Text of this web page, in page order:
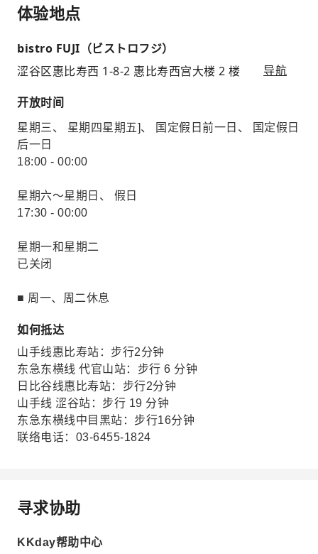
体验地点
bistro FUJI（ビストロフジ）
涩谷区惠比寿西 1-8-2 惠比寿西宫大楼 2 楼
导航
开放时间
星期三、 星期四星期五]、 国定假日前一日、 国定假日
后一日
18:00 - 00:00
星期六～星期日、 假日
17:30 - 00:00
星期一和星期二
已关闭
■ 周一、周二休息
如何抵达
山手线惠比寿站：步行2分钟
东急东横线 代官山站：步行 6 分钟
日比谷线惠比寿站：步行2分钟
山手线 涩谷站：步行 19 分钟
东急东横线中目黑站：步行16分钟
联络电话：03-6455-1824
寻求协助
KKday帮助中心